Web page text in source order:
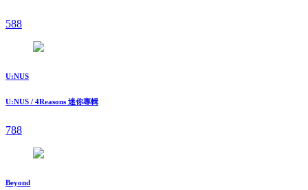
588
U:NUS
U:NUS / 4Reasons 迷你專輯
788
Beyond